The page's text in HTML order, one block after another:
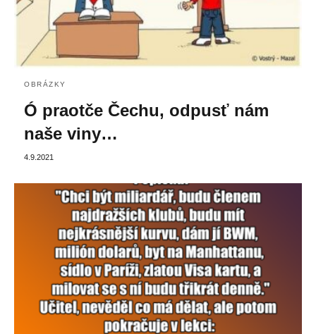
OBRÁZKY
Ó praotče Čechu, odpusť nám
naše viny…
4.9.2021